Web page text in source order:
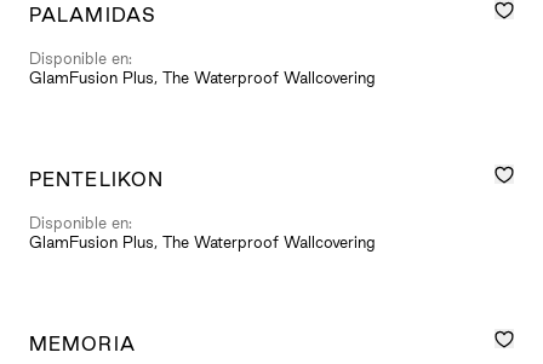
PALAMIDAS
Disponible en:
GlamFusion Plus, The Waterproof Wallcovering
PENTELIKON
Disponible en:
GlamFusion Plus, The Waterproof Wallcovering
MEMORIA